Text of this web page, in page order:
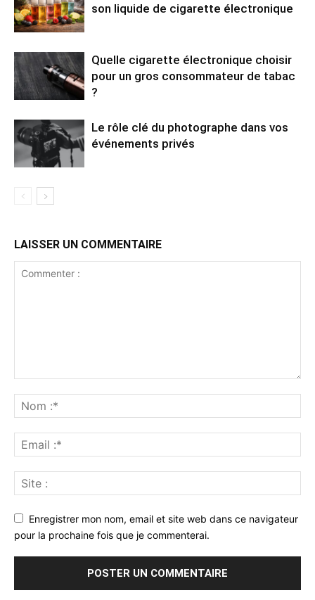
son liquide de cigarette électronique
Quelle cigarette électronique choisir
pour un gros consommateur de tabac
?
Le rôle clé du photographe dans vos
événements privés
LAISSER UN COMMENTAIRE
Enregistrer mon nom, email et site web dans ce navigateur
pour la prochaine fois que je commenterai.